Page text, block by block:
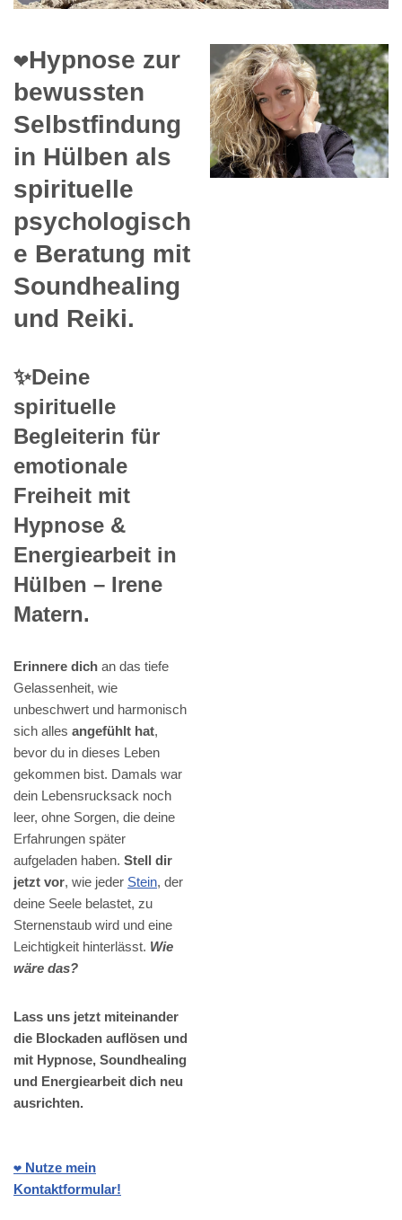
❤️Hypnose zur
bewussten
Selbstfindung
in Hülben als
spirituelle
psychologisch
e Beratung mit
Soundhealing
und Reiki.
✨Deine
spirituelle
Begleiterin für
emotionale
Freiheit mit
Hypnose &
Energiearbeit in
Hülben – Irene
Matern.
Erinnere dich an das tiefe
Gelassenheit, wie
unbeschwert und harmonisch
sich alles angefühlt hat,
bevor du in dieses Leben
gekommen bist. Damals war
dein Lebensrucksack noch
leer, ohne Sorgen, die deine
Erfahrungen später
aufgeladen haben. Stell dir
jetzt vor, wie jeder Stein, der
deine Seele belastet, zu
Sternenstaub wird und eine
Leichtigkeit hinterlässt. Wie
wäre das?
Lass uns jetzt miteinander
die Blockaden auflösen und
mit Hypnose, Soundhealing
und Energiearbeit dich neu
ausrichten.
❤️ Nutze mein
Kontaktformular!